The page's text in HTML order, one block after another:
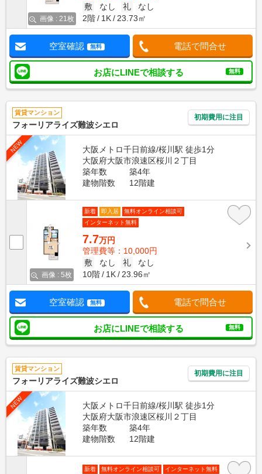
画像 : 21枚
敷
なし 礼
なし
2階
1K 23.73㎡
空室確認 無料 電話で問合せ
お店にLINEで相談する 無料
賃貸マンション
フォーリアライズ難波シエロ
初期費用に注目
NEW
大阪メトロ千日前線/桜川駅 徒歩1分
大阪府大阪市浪速区桜川２丁目
築年数
築4年
建物階数
12階建
画像 : 5枚
新着 即入居
無料オンライン相談可
インターネット無料
7.7万円
管理費等：10,000円
敷
なし 礼
なし
10階
1K 23.96㎡
空室確認 無料 電話で問合せ
お店にLINEで相談する 無料
賃貸マンション
フォーリアライズ難波シエロ
初期費用に注目
NEW
大阪メトロ千日前線/桜川駅 徒歩1分
大阪府大阪市浪速区桜川２丁目
築年数
築4年
建物階数
12階建
新着 無料オンライン相談可 インターネット無料